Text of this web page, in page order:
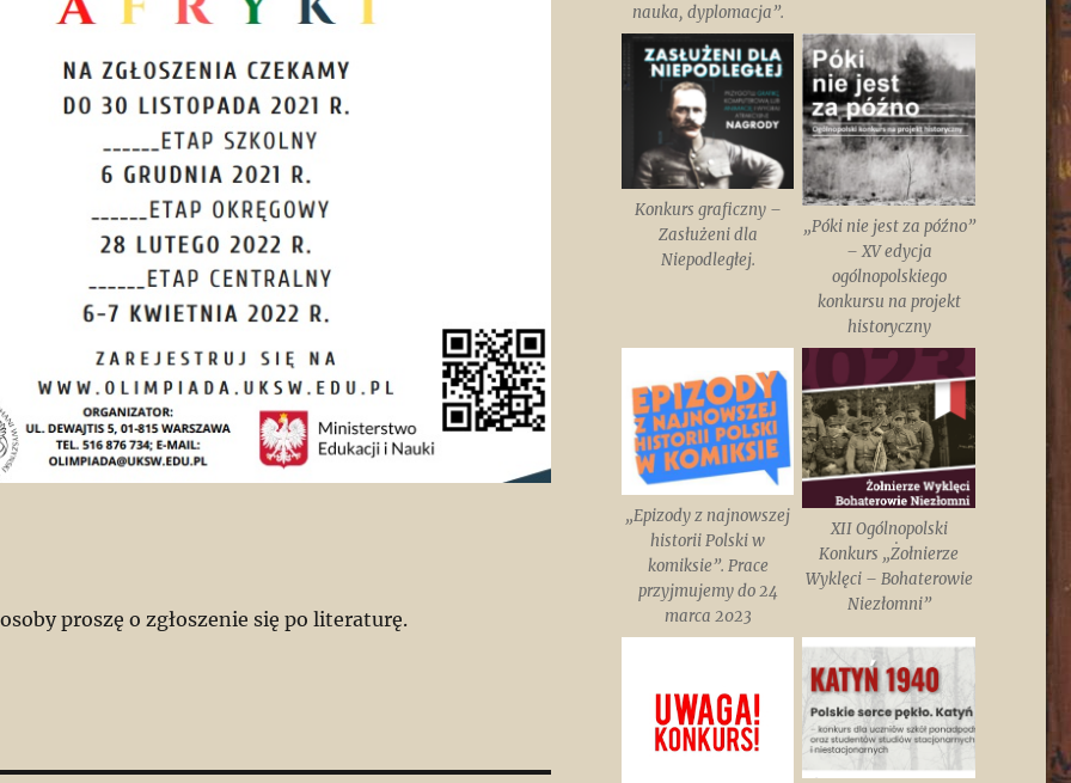
proszę o zgłoszenie się po literaturę.
nauka, dyplomacja”.
Konkurs graficzny –
Zasłużeni dla
Niepodległej.
„Póki nie jest za późno”
– XV edycja
ogólnopolskiego
konkursu na projekt
historyczny
„Epizody z najnowszej
historii Polski w
komiksie”. Prace
przyjmujemy do 24
marca 2023
XII Ogólnopolski
Konkurs „Żołnierze
Wyklęci – Bohaterowie
Niezłomni”